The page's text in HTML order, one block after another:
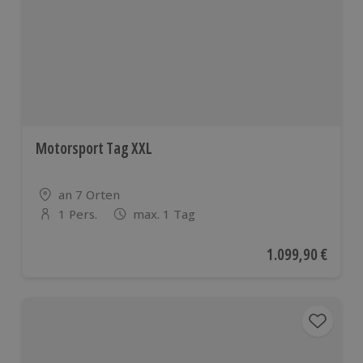
Motorsport Tag XXL
Standort
an 7 Orten
Anzahl der Teilnehmer
1 Pers. max. 1 Tag
Aktueller Preis
1.099,90 €